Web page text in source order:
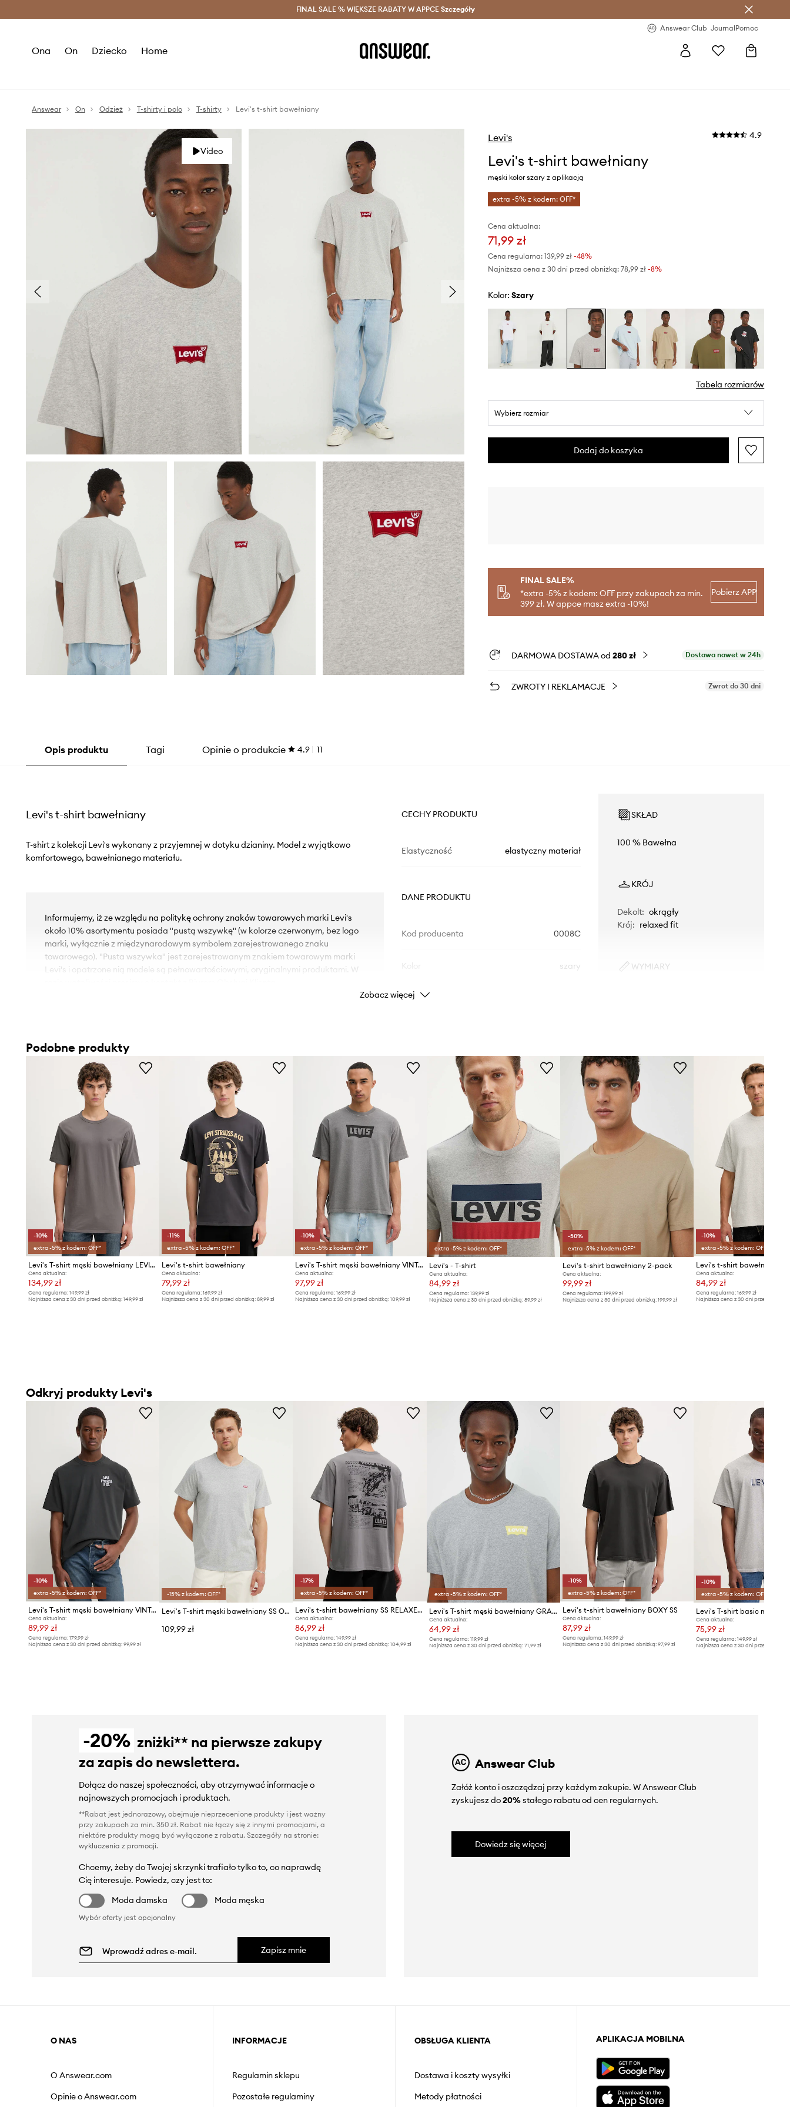
Oszczędzaj z Answear Club > Dostawa nawet w 24h >
FINAL SALE % WIĘKSZE RABATY W APPCE Szczegóły
Answear Club JournalPomoc
Ona On Dziecko Home
Answear On Odzież T-shirty i polo T-shirty Levi's t-shirt bawełniany
Video
Levi's 4.9
Levi's t-shirt bawełniany
męski kolor szary z aplikacją
extra -5% z kodem: OFF*
Cena aktualna:
71,99 zł
Cena regularna: 139,99 zł-48%
Najniższa cena z 30 dni przed obniżką: 78,99 zł -8%
Kolor: szary
Tabela rozmiarów
Wybierz rozmiar
Dodaj do koszyka
FINAL SALE%
*extra -5% z kodem: OFF przy zakupach za min.
399 zł. W appce masz extra -10%!
Pobierz APP
DARMOWA DOSTAWA od 280 zł Dostawa nawet w 24h
ZWROTY I REKLAMACJE Zwrot do 30 dni
Opis produktu Tagi Opinie o produkcie 4.9 11
Levi's t-shirt bawełniany
T-shirt z kolekcji Levi's wykonany z przyjemnej w dotyku dzianiny. Model z wyjątkowo
komfortowego, bawełnianego materiału.
Informujemy, iż ze względu na politykę ochrony znaków towarowych marki Levi's
około 10% asortymentu posiada "pustą wszywkę" (w kolorze czerwonym, bez logo
marki, wyłącznie z międzynarodowym symbolem zarejestrowanego znaku
towarowego). "Pusta wszywka" jest zarejestrowanym znakiem towarowym marki
Levi's i opatrzone nią modele są pełnowartościowymi, oryginalnymi produktami. W
- Haftowane logo.
- Cienka, elastyczna dzianina.
- Długość: 71 cm.
- Szerokość pod pachami: 63 cm.
- Wymiary podane dla rozmiaru: L.
CECHY PRODUKTU
Elastyczność elastyczny materiał
DANE PRODUKTU
Kod producenta 0008C
szary
Marka
ID Produktu
SKŁAD
100 % Bawełna
KRÓJ
Dekolt: okrągły
Krój: relaxed fit
WYMIARY
Tabela rozmiarów
Zobacz więcej
Podobne produkty
-10%
extra -5% z kodem: OFF*
Levi's T-shirt męski bawełniany LEVIS ORIGINAL TEE
Cena aktualna:
134,99 zł
Cena regularna: 149,99 zł
Najniższa cena z 30 dni przed obniżką: 149,99 zł
-11%
extra -5% z kodem: OFF*
Levi's t-shirt bawełniany
Cena aktualna:
79,99 zł
Cena regularna:169,99 zł
Najniższa cena z 30 dni przed obniżką:89,99 zł
-10%
extra -5% z kodem: OFF*
Levi's T-shirt męski bawełniany VINTAGE FIT GRAPHIC
Cena aktualna:
97,99 zł
Cena regularna: 169,99 zł
Najniższa cena z 30 dni przed obniżką: 109,99 zł
extra -5% z kodem: OFF*
Levi's - T-shirt
Cena aktualna:
84,99 zł
Cena regularna: 139,99 zł
Najniższa cena z 30 dni przed obniżką: 89,99 zł
-50%
extra -5% z kodem: OFF*
Levi's t-shirt bawełniany 2-pack
Cena aktualna:
99,99 zł
Cena regularna:199,99 zł
Najniższa cena z 30 dni przed obniżką:199,99 zł
-10%
extra -5% z kodem: OFF*
Levi's t-shirt bawełniany
Cena aktualna:
84,99 zł
Cena regularna: 169,99 zł
Najniższa cena z 30 dni przed obniżką:
Odkryj produkty Levi's
-10%
extra -5% z kodem: OFF*
Levi's T-shirt męski bawełniany VINTAGE FIT GRAPHIC
Cena aktualna:
89,99 zł
Cena regularna: 179,99 zł
Najniższa cena z 30 dni przed obniżką: 99,99 zł
-15% z kodem: OFF*
Levi's T-shirt męski bawełniany SS ORIGINAL HM TEE
109,99 zł
-17%
extra -5% z kodem: OFF*
Levi's t-shirt bawełniany SS RELAXED FIT
Cena aktualna:
86,99 zł
Cena regularna: 149,99 zł
Najniższa cena z 30 dni przed obniżką: 104,99 zł
extra -5% z kodem: OFF*
Levi's T-shirt męski bawełniany GRAPHIC CREWNECK
Cena aktualna:
64,99 zł
Cena regularna: 119,99 zł
Najniższa cena z 30 dni przed obniżką: 71,99 zł
-10%
extra -5% z kodem: OFF*
Levi's t-shirt bawełniany BOXY SS
Cena aktualna:
87,99 zł
Cena regularna:149,99 zł
Najniższa cena z 30 dni przed obniżką:97,99 zł
-10%
extra -5% z kodem: OFF*
Cena aktualna:
75,99 zł
Cena regularna: 149,99 zł
Najniższa cena z 30 dni przed obniżką:
-20% zniżki** na pierwsze zakupy
za zapis do newslettera.
Dołącz do naszej społeczności, aby otrzymywać informacje o
najnowszych promocjach i produktach.
**Rabat jest jednorazowy, obejmuje nieprzecenione produkty i jest ważny
przy zakupach za min. 350 zł. Rabat nie łączy się z innymi promocjami, a
niektóre produkty mogą być wyłączone z rabatu. Szczegóły na stronie:
wykluczenia z promocji.
Chcemy, żeby do Twojej skrzynki trafiało tylko to, co naprawdę
Cię interesuje. Powiedz, czy jest to:
Moda damska
Moda męska
Wybór oferty jest opcjonalny
Zapisz mnie
Answear Club
Załóż konto i oszczędzaj przy każdym zakupie. W Answear Club
zyskujesz do20%stałego rabatu od cen regularnych.
Dowiedz się więcej
O NAS
O Answear.com
Opinie o Answear.com
INFORMACJE
Regulamin sklepu
Pozostałe regulaminy
OBSŁUGA KLIENTA
Dostawa i koszty wysyłki
Metody płatności
APLIKACJA MOBILNA